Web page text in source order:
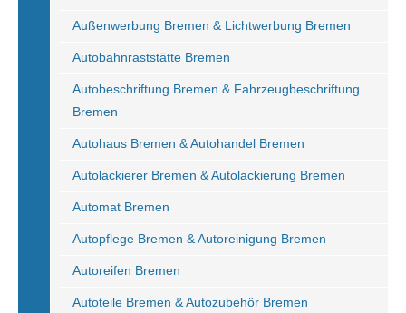
Außenwerbung Bremen & Lichtwerbung Bremen
Autobahnraststätte Bremen
Autobeschriftung Bremen & Fahrzeugbeschriftung
Bremen
Autohaus Bremen & Autohandel Bremen
Autolackierer Bremen & Autolackierung Bremen
Automat Bremen
Autopflege Bremen & Autoreinigung Bremen
Autoreifen Bremen
Autoteile Bremen & Autozubehör Bremen